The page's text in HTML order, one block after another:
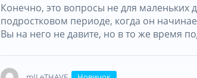
Конечно, это вопросы не для маленьких
подростковом периоде, когда он
Вы на него не давите, но в то же время